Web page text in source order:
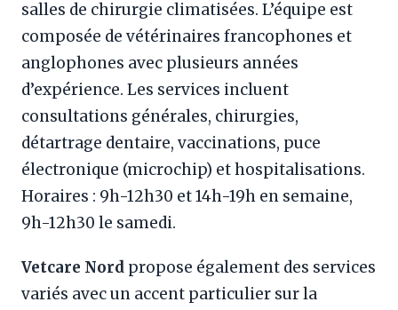
salles de chirurgie climatisées. L’équipe est
composée de vétérinaires francophones et
anglophones avec plusieurs années
d’expérience. Les services incluent
consultations générales, chirurgies,
détartrage dentaire, vaccinations, puce
électronique (microchip) et hospitalisations.
Horaires : 9h-12h30 et 14h-19h en semaine,
9h-12h30 le samedi.
Vetcare Nord propose également des services
variés avec un accent particulier sur la